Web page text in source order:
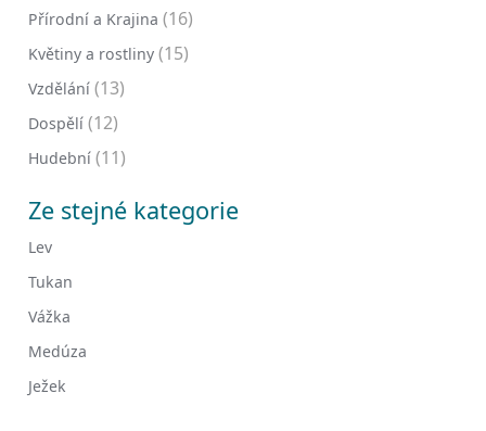
Přírodní a Krajina (16)
Květiny a rostliny (15)
Vzdělání (13)
Dospělí (12)
Hudební (11)
Ze stejné kategorie
Lev
Tukan
Vážka
Medúza
Ježek